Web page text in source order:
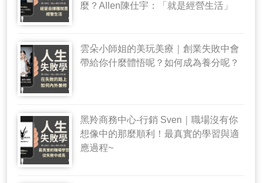
麼？Allen陳仕宇：「就是經營生活」
雲朵小師姐的美玩美療｜創業失敗中會
帶給你什麼體悟呢？如何成為養分呢？
黑羚商務中心-行銷 Sven｜職場沒有你
想像中的那麼順利！最真實的學習與適
應過程~